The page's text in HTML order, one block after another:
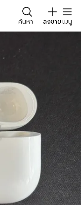
ค้นหา ลงขายเมนู